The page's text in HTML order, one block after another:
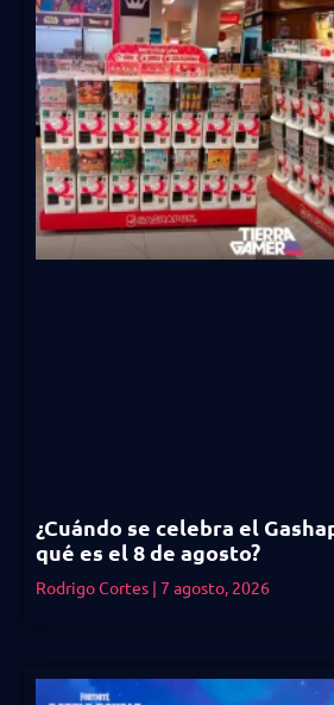
¿Cuándo se celebra el
qué es el 8 de agosto?
Rodrigo Cortes 7 agosto, 2026